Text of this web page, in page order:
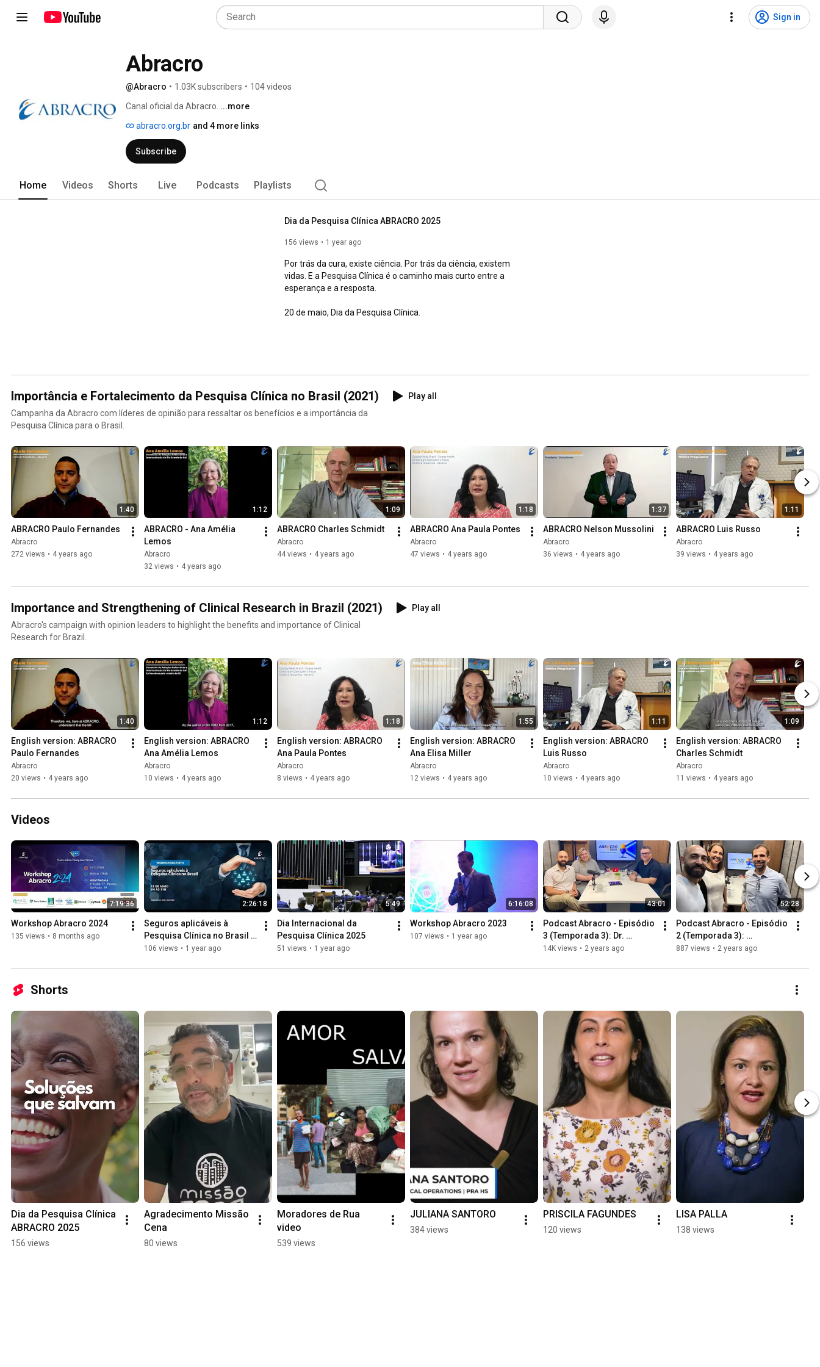
Sign in
Abracro
@Abracro • 1.03K subscribers • 104 videos
Canal oficial da Abracro. ...more
abracro.org.br and 4 more links
Subscribe
Home Videos Shorts Live Podcasts Playlists
Dia da Pesquisa Clínica ABRACRO 2025
156 views 1 year ago
Por trás da cura, existe ciência. Por trás da ciência, existem
vidas. E a Pesquisa Clínica é o caminho mais curto entre a
esperança e a resposta.
20 de maio, Dia da Pesquisa Clínica.
Importância e Fortalecimento da Pesquisa Clínica no Brasil (2021)
Play all
Campanha da Abracro com líderes de opinião para ressaltar os benefícios e a importância da
Pesquisa Clínica para o Brasil.
1:40
ABRACRO Paulo Fernandes
Abracro
272 views • 4 years ago
1:12
ABRACRO - Ana Amélia
Lemos
Abracro
32 views • 4 years ago
1:09
ABRACRO Charles Schmidt
Abracro
44 views • 4 years ago
1:18
ABRACRO Ana Paula Pontes
Abracro
47 views • 4 years ago
1:37
ABRACRO Nelson Mussolini
Abracro
36 views • 4 years ago
1:11
ABRACRO Luis Russo
Abracro
39 views • 4 years ago
Importance and Strengthening of Clinical Research in Brazil (2021)
Play all
Abracro's campaign with opinion leaders to highlight the benefits and importance of Clinical
Research for Brazil.
1:40
English version: ABRACRO
Paulo Fernandes
Abracro
20 views • 4 years ago
1:12
English version: ABRACRO
Ana Amélia Lemos
Abracro
10 views • 4 years ago
1:18
English version: ABRACRO
Ana Paula Pontes
Abracro
8 views • 4 years ago
1:55
English version: ABRACRO
Ana Elisa Miller
Abracro
12 views • 4 years ago
1:11
English version: ABRACRO
Luis Russo
Abracro
10 views • 4 years ago
1:09
English version: ABRACRO
Charles Schmidt
Abracro
11 views • 4 years ago
Videos
7:19:36
Workshop Abracro 2024
135 views • 8 months ago
2:26:18
Seguros aplicáveis à
Pesquisa Clínica no Brasil
(ABRACRO)
106 views • 1 year ago
5:49
Dia Internacional da
Pesquisa Clínica 2025
51 views • 1 year ago
6:16:08
Workshop Abracro 2023
107 views • 1 year ago
43:01
Podcast Abracro - Episódio
3 (Temporada 3): Dr.
Marcelo Rodrigues Bacci
14K views • 2 years ago
52:28
Podcast Abracro - Episódio
2 (Temporada 3):
Aprovação do Projeto de
887 views • 2 years ago
Shorts
Dia da Pesquisa Clínica
ABRACRO 2025
156 views
Agradecimento Missão
Cena
80 views
Moradores de Rua
video
539 views
JULIANA SANTORO
384 views
PRISCILA FAGUNDES
120 views
LISA PALLA
138 views